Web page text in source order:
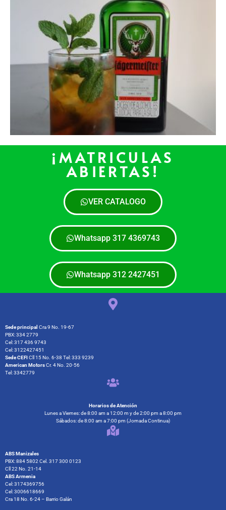
¡MATRICULAS
ABIERTAS!
VER CATALOGO
Whatsapp 317 4369743
Whatsapp 312 2427451
Sede principal Cra 9 No. 19-67
PBX: 334 2779
Cel: 317 436 9743
Cel: 3122427451
Sede CEFICll 15 No. 6-38 Tel: 333 9239
American MotorsCr. 4 No. 20-56
Tel: 3342779
Horarios de Atención
Lunes a Viernes: de 8:00 am a 12:00 m y de 2:00 pm a 8:00 pm
Sábados: de 8:00 am a 7:00 pm (Jornada Continua)
ABS Manizales
PBX: 884 5802 Cel. 317 300 0123
Cll 22 No. 21-14
ABS Armenia
Cel: 3174369756
Cel: 3006618669
Cra 18 No. 6-24 – Barrio Galán